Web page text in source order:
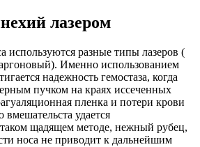
лазером
используются разные типы лазеров (
Именно использованием
надежность гемостаза, когда
пучком на краях иссеченных
пленка и потери крови
вмешательста удается
щадящем методе, нежный рубец,
носа не приводит к дальнейшим